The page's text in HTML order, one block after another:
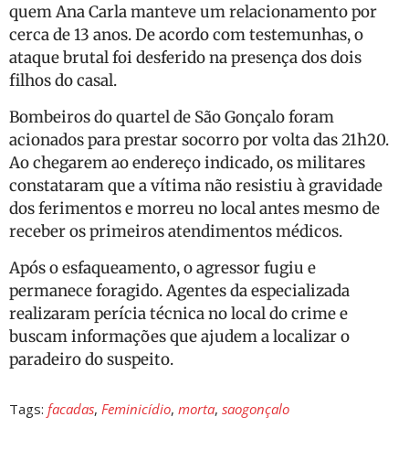
quem Ana Carla manteve um relacionamento por
cerca de 13 anos. De acordo com testemunhas, o
ataque brutal foi desferido na presença dos dois
filhos do casal.
Bombeiros do quartel de São Gonçalo foram
acionados para prestar socorro por volta das 21h20.
Ao chegarem ao endereço indicado, os militares
constataram que a vítima não resistiu à gravidade
dos ferimentos e morreu no local antes mesmo de
receber os primeiros atendimentos médicos.
Após o esfaqueamento, o agressor fugiu e
permanece foragido. Agentes da especializada
realizaram perícia técnica no local do crime e
buscam informações que ajudem a localizar o
paradeiro do suspeito.
Tags: facadas, Feminicídio, morta, saogonçalo